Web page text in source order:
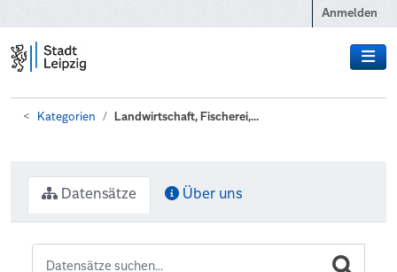
Anmelden
Kategorien Landwirtschaft, Fischerei,...
Datensätze Über uns